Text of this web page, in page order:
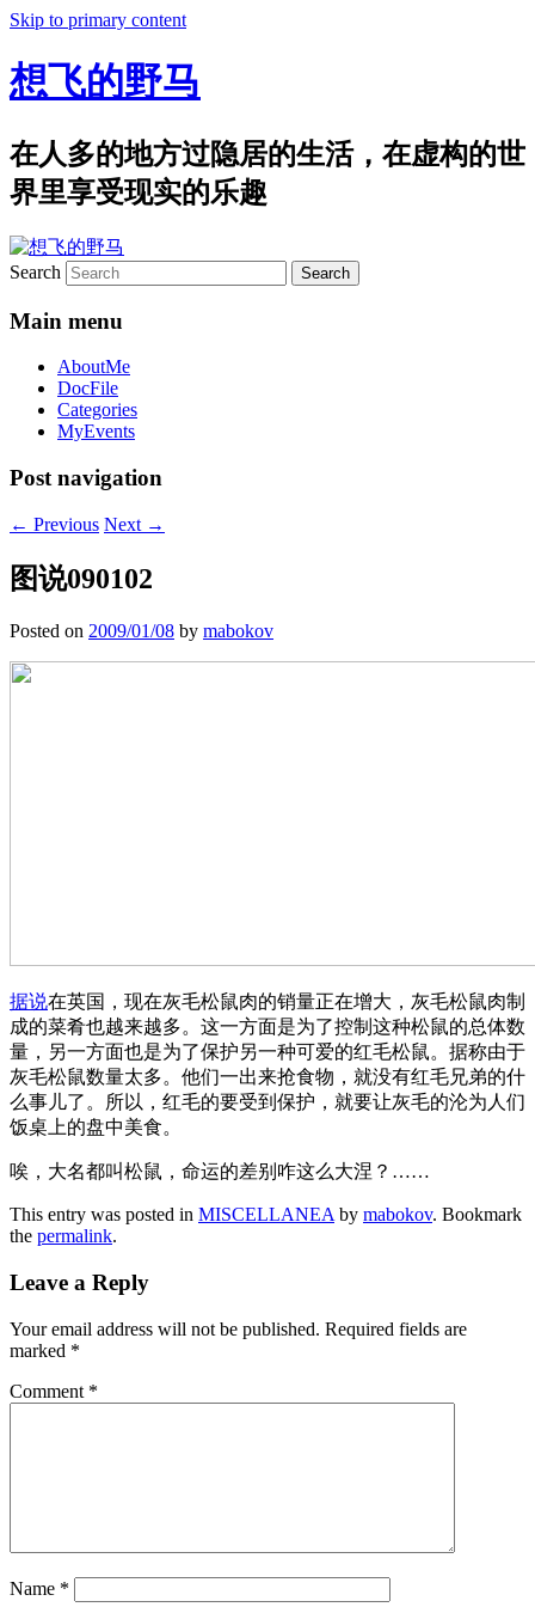
Skip to primary content
想飞的野马
在人多的地方过隐居的生活，在虚构的世
界里享受现实的乐趣
Search
Main menu
AboutMe
DocFile
Categories
MyEvents
Post navigation
← Previous Next →
图说090102
Posted on 2009/01/08 by mabokov
据说在英国，现在灰毛松鼠肉的销量正在增大，灰毛松鼠肉制
成的菜肴也越来越多。这一方面是为了控制这种松鼠的总体数
量，另一方面也是为了保护另一种可爱的红毛松鼠。据称由于
灰毛松鼠数量太多。他们一出来抢食物，就没有红毛兄弟的什
么事儿了。所以，红毛的要受到保护，就要让灰毛的沦为人们
饭桌上的盘中美食。
唉，大名都叫松鼠，命运的差别咋这么大涅？……
This entry was posted in MISCELLANEAby mabokov. Bookmark
the permalink.
Leave a Reply
Your email address will not be published. Required fields are
marked *
Comment *
Name *